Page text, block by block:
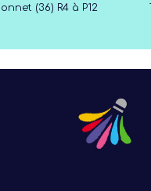
(36) R4 à P12